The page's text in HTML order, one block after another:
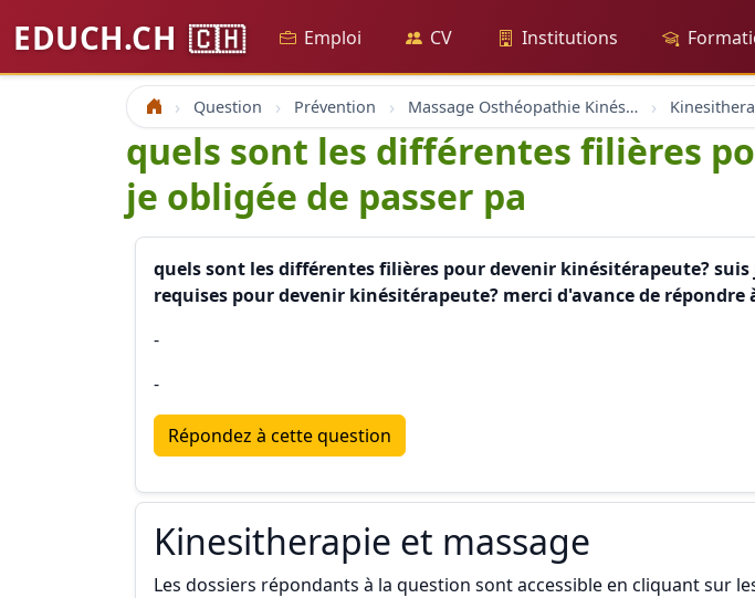
EDUCH.CH 🇨🇭 Emploi CV Institutions
Accueil Question Prévention Massage Osthéopathie Kinésiologie
quels sont les différentes filières
je obligée de passer pa
quels sont les différentes filières pour devenir kinésitérapeute?
requises pour devenir kinésitérapeute? merci d'avance de répondre
-
-
Répondez à cette question
Kinesitherapie et massage
Les dossiers répondants à la question sont accessible en cliquant sur